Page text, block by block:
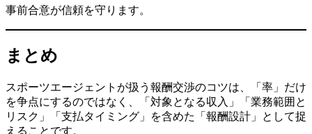
事前合意が信頼を守ります。
まとめ
スポーツエージェントが扱う報酬交渉のコツは、「率」だけ
を争点にするのではなく、「対象となる収入」「業務範囲と
リスク」「支払タイミング」を含めた「報酬設計」として捉
えることです。